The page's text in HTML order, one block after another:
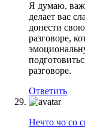
Я думаю,
делает вас
донести
разговоре,
разговоре.
Ответить
Нечто чо со